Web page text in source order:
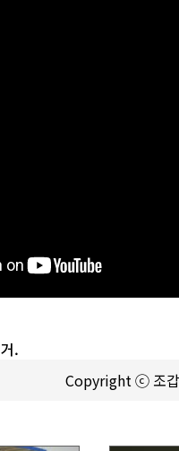
.
Copyright ⓒ 조갑